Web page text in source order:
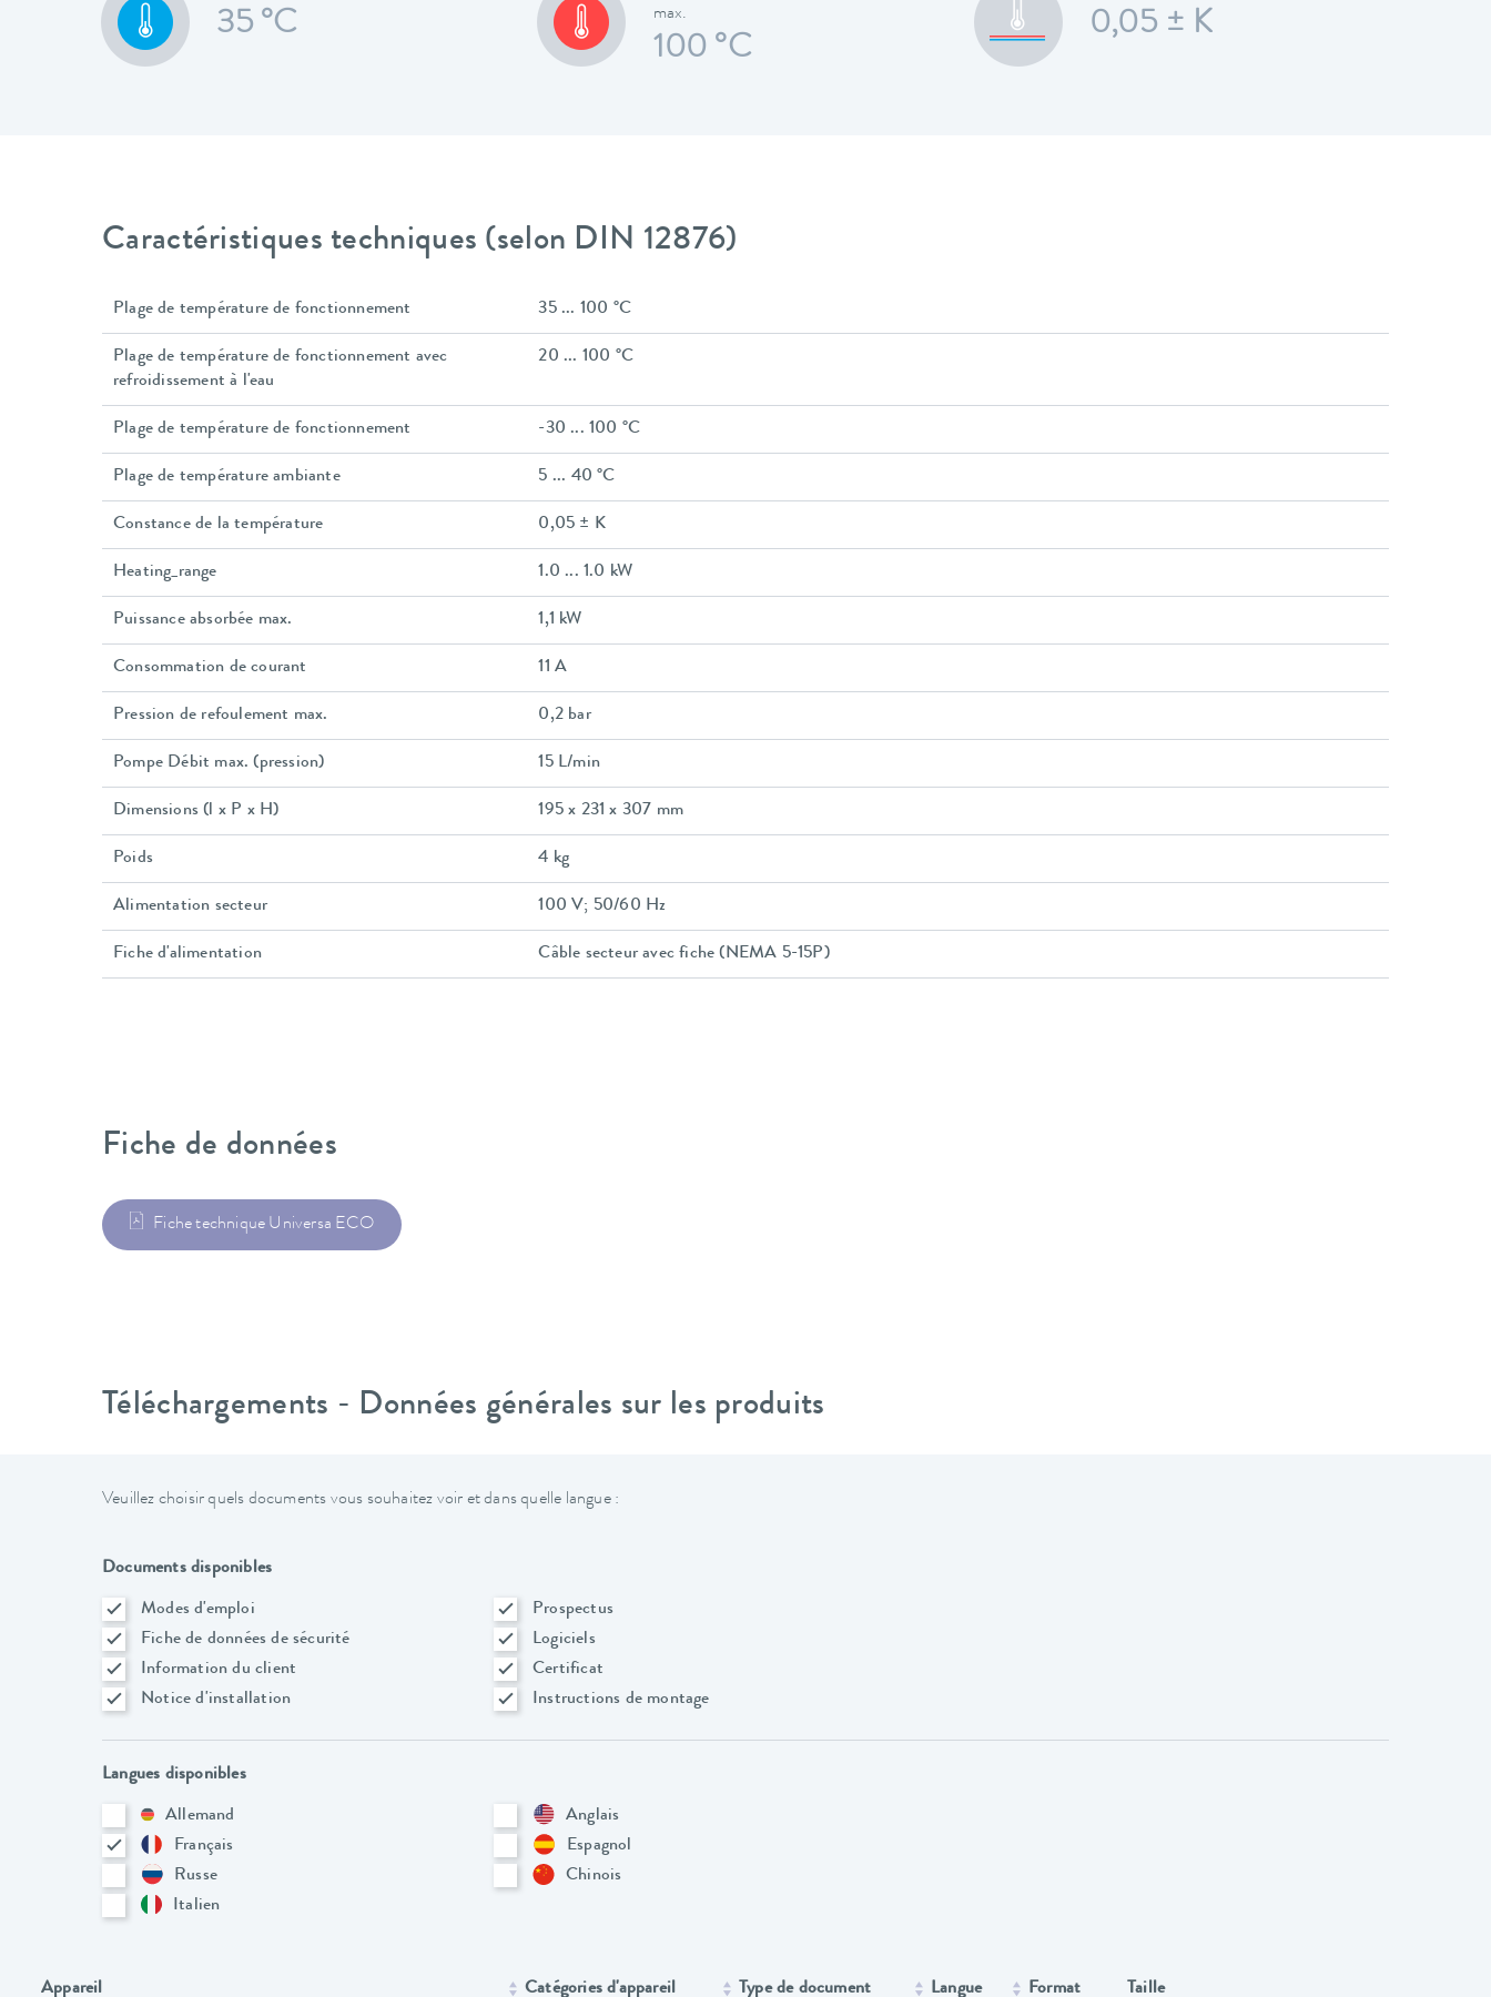
35 °C
max.
100 °C
0,05 ± K
Caractéristiques techniques (selon DIN 12876)
Plage de température de fonctionnement 35 ... 100 °C
Plage de température de fonctionnement avec
refroidissement à l'eau
20 ... 100 °C
Plage de température de fonctionnement -30 ... 100 °C
Plage de température ambiante 5 ... 40 °C
Constance de la température 0,05 ± K
Heating_range 1.0 ... 1.0 kW
Puissance absorbée max. 1,1 kW
Consommation de courant 11 A
Pression de refoulement max. 0,2 bar
Pompe Débit max. (pression) 15 L/min
Dimensions (l x P x H) 195 x 231 x 307 mm
Poids 4 kg
Alimentation secteur 100 V; 50/60 Hz
Fiche d'alimentation Câble secteur avec fiche (NEMA 5-15P)
Fiche de données
Fiche technique Universa ECO
Téléchargements - Données générales sur les produits
Veuillez choisir quels documents vous souhaitez voir et dans quelle langue :
Documents disponibles
Modes d'emploi
Prospectus
Fiche de données de sécurité
Logiciels
Information du client
Certificat
Notice d'installation
Instructions de montage
Langues disponibles
Allemand
Anglais
Français
Espagnol
Russe
Chinois
Italien
Appareil Catégories d'appareil Type de document Langue Format Taille